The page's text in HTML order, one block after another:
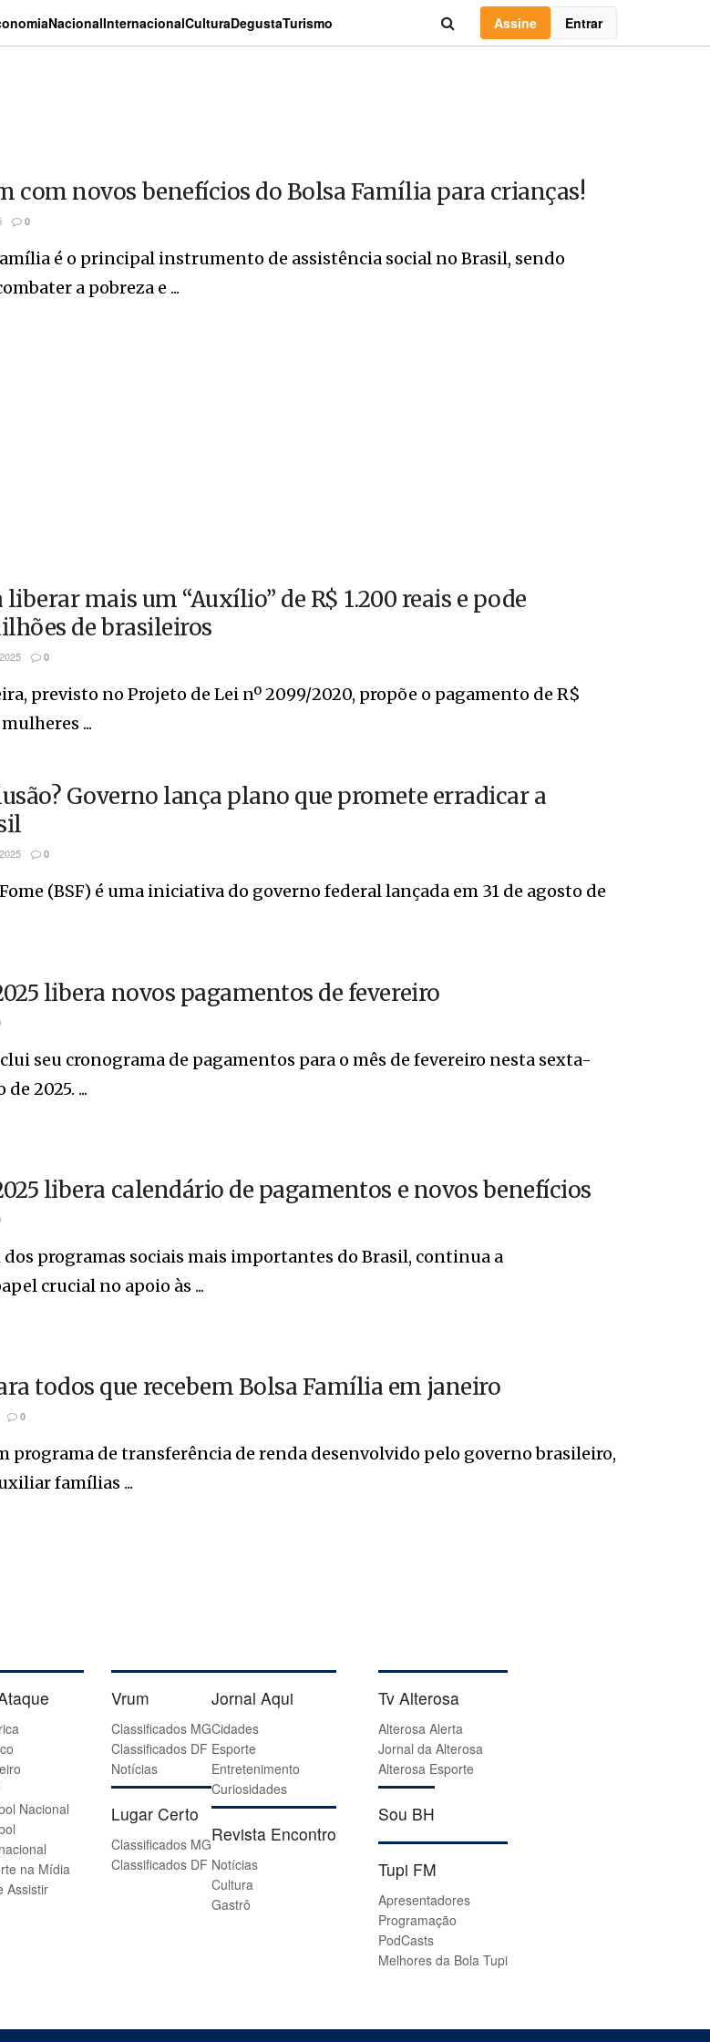
NacionalInternacionalCulturaDegustaTurismo Assine Entrar
com novos benefícios do Bolsa Família para crianças!
0
é o principal instrumento de assistência social no Brasil, sendo
a pobreza e ...
mais um “Auxílio” de R$ 1.200 reais e pode
de brasileiros
0
previsto no Projeto de Lei nº 2099/2020, propõe o pagamento de R$
...
Governo lança plano que promete erradicar a
0
(BSF) é uma iniciativa do governo federal lançada em 31 de agosto de
libera novos pagamentos de fevereiro
seu cronograma de pagamentos para o mês de fevereiro nesta sexta-
2025. ...
libera calendário de pagamentos e novos benefícios
dos programas sociais mais importantes do Brasil, continua a
crucial no apoio às ...
todos que recebem Bolsa Família em janeiro
0
programa de transferência de renda desenvolvido pelo governo brasileiro,
famílias ...
Nacional
na Mídia
Assistir
Vrum
Classificados MG
Classificados DF
Notícias
Lugar Certo
Classificados MG
Classificados DF
Jornal Aqui
Cidades
Esporte
Entretenimento
Curiosidades
Revista Encontro
Notícias
Cultura
Gastrô
Tv Alterosa
Alterosa Alerta
Jornal da Alterosa
Alterosa Esporte
Sou BH
Tupi FM
Apresentadores
Programação
PodCasts
Melhores da Bola Tupi